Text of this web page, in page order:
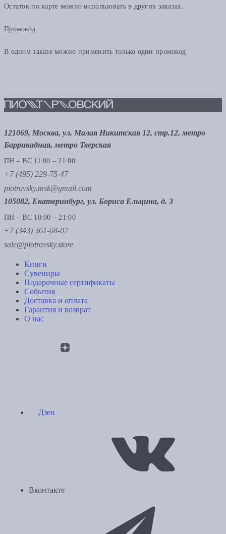
Остаток по карте можно использовать в других заказах.
Промокод
В одном заказе можно применить только один промокод
121069, Москва, ул. Малая Никитская 12, стр.12, метро
Баррикадная, метро Тверская
ПН – ВС 11:00 – 21:00
+7 (495) 229-75-47
piotrovsky.msk@gmail.com
105082, Екатеринбург, ул. Бориса Ельцина, д. 3
ПН – ВС 10:00 – 21:00
+7 (343) 361-68-07
sale@piotrovsky.store
Книги
Сувениры
Подарочные сертификаты
События
Доставка и оплата
Гарантия и возврат
О нас
Дзен
Вконтакте